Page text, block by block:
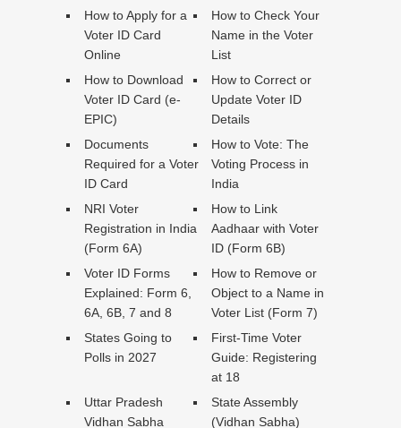
How to Apply for a
Voter ID Card
Online
How to Check Your
Name in the Voter
List
How to Download
Voter ID Card (e-
EPIC)
How to Correct or
Update Voter ID
Details
Documents
Required for a Voter
ID Card
How to Vote: The
Voting Process in
India
NRI Voter
Registration in India
(Form 6A)
How to Link
Aadhaar with Voter
ID (Form 6B)
Voter ID Forms
Explained: Form 6,
6A, 6B, 7 and 8
How to Remove or
Object to a Name in
Voter List (Form 7)
States Going to
Polls in 2027
First-Time Voter
Guide: Registering
at 18
Uttar Pradesh
Vidhan Sabha
State Assembly
(Vidhan Sabha)